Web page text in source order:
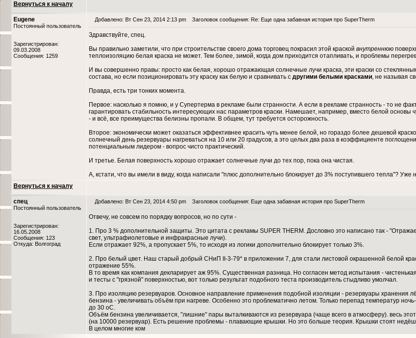
Вернуться к началу
Eugene
Постоянный пользователь
Зарегистрирован:
09.03.2008
Сообщения: 1259
Добавлено: Вт Сен 23, 2014 2:13 pm Заголовок сообщения: Re: Еще одна забавная история про SuperTherm
Здравствуйте, спец.
Вы правильно заметили, что при строительстве своего дома торговец покрасил этой краской внутреннюю
теплоизоляцию белая краска не может. Тем более, зимой, когда дом приходится отапливать, и проблемы
И вы совершенно правы: просто как белая, хорошо отражающая солнечные лучи краска, эти краски со
состава, но если позиционировать эту краску как белую и сравнивать с другими белыми красками, не называя
Правда, есть три тонких момента.
Первое: насколько я помню, и у Супертерма в рекламе были странности. А если в рекламе странность - то не
гарантировать стабильность интересующих нас параметров краски. Намешает, например, вместо белой
- и всё, все преимущества белизны пропали. В общем, тут требуется осторожность.
Второе: экономически может оказаться эффективнее красить чуть менее белой, но гораздо более дешевой
солнечный день резервуары нагреваться на 10 или 20 градусов, а это целых два раза в коэффициенте
потенциальным лидером - вопрос чисто практический.
И третье. Белая поверхность хорошо отражает солнечные лучи до тех пор, пока она чистая.
А, кстати, что вы имели в виду, когда написали "плюс дополнительно блокирует до 3% поступившего тепла"?
Вернуться к началу
спец
Постоянный пользователь
Зарегистрирован:
16.05.2008
Сообщения: 123
Откуда: Волгоград
Добавлено: Вт Сен 23, 2014 4:50 pm Заголовок сообщения: Еще одна забавная история про SuperTherm
Отвечу, не совсем по порядку вопросов, но по сути -
1. Про 3 % дополнительной защиты. Это цитата с рекламы SUPER THERM. Дословно это написано так -
свет, ультрафиолетовые и инфракрасные лучи).
Если отражает 92%, а пропускает 5%, то исходя из логики дополнительно блокирует только 3%.
2. Про белый цвет. Наш старый добрый СНиП II-3-79* в приложении 7, для стали листовой окрашенной белой
отражение 55%.
В то время как компания декларирует аж 95%. Существенная разница. Но согласен метод испытания -
и тесты с "грязной" поверхностью, вот только результат подобного теста производитель стыдливо умолчал.
3. Про изоляцию резервуаров. Основное направление применения подобной изоляции - резервуары хранения
бензина - увеличивать объём при нагреве. Особенно это проблематично летом. Только перепад температур
до 30 оС.
Объём бензина увеличивается, "лишние" пары выталкиваются из резервуара (чаще всего в атмосферу). весь
(на 10000 резервуар). Есть решение проблемы - плавающие крышки. Но это больше теория. Крышки стоят
В целом многие ком